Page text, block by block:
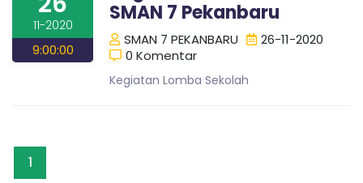
11-2020
9:00:00
SMAN 7 Pekanbaru
SMAN 7 PEKANBARU
26-11-2020
0 Komentar
Kegiatan Lomba Sekolah
1